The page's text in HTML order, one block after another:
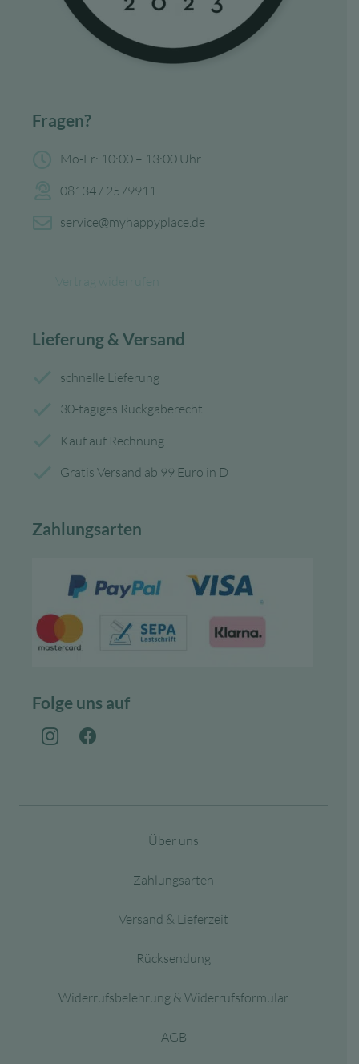
Fragen?
Mo-Fr: 10:00 – 13:00 Uhr
08134 / 2579911
service@myhappyplace.de
Lieferung & Versand
schnelle Lieferung
30-tägiges Rückgaberecht
Kauf auf Rechnung
Gratis Versand ab 99 Euro in D
Zahlungsarten
Folge uns auf
Über uns
Zahlungsarten
Versand & Lieferzeit
Rücksendung
Widerrufsbelehrung & Widerrufsformular
AGB